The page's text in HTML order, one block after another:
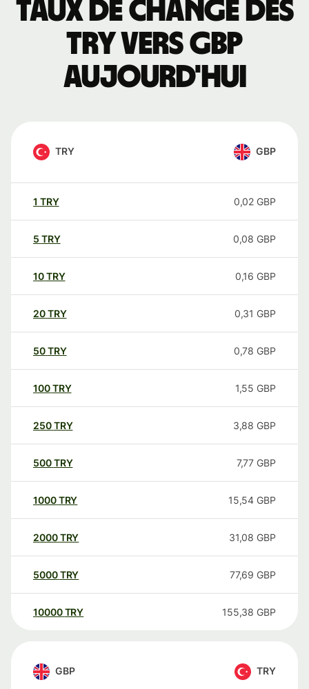
Taux de change des
TRY vers GBP
aujourd'hui
TRY GBP
1 TRY 0,02 GBP
5 TRY 0,08 GBP
10TRY 0,16 GBP
20TRY 0,31 GBP
50TRY 0,78 GBP
100TRY 1,55 GBP
250TRY 3,88 GBP
500TRY 7,77 GBP
1000TRY 15,54 GBP
2000TRY 31,08 GBP
5000TRY 77,69 GBP
10000 TRY 155,38 GBP
GBP TRY